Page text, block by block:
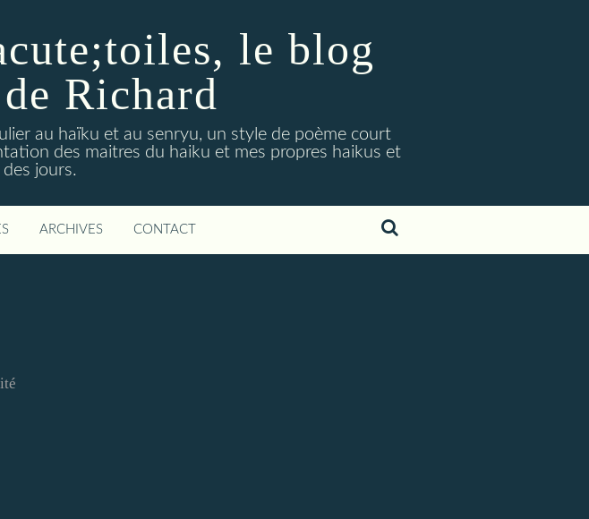
le blog
Richard
au haïku et au senryu, un style de poème court
des maitres du haiku et mes propres haikus et
jours.
ARCHIVES CONTACT